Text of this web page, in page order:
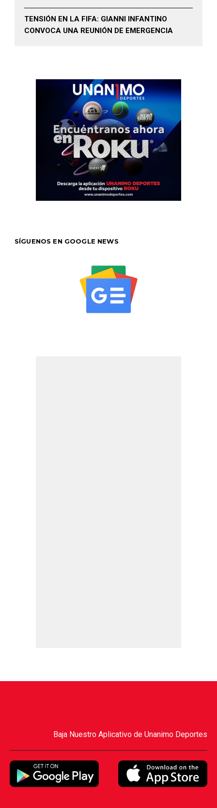
TENSIÓN EN LA FIFA: GIANNI INFANTINO
CONVOCA UNA REUNIÓN DE EMERGENCIA
SÍGUENOS EN GOOGLE NEWS
Baja Nuestro Aplicativo de Unanimo Deportes